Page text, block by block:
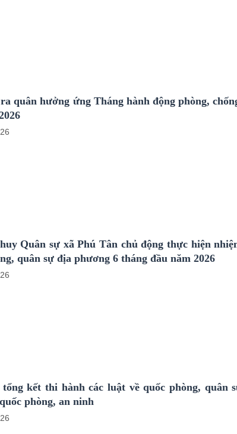
quân hưởng ứng Tháng hành động phòng,
Quân sự xã Phú Tân chủ động thực hiện
quân sự địa phương 6 tháng đầu năm 2026
kết thi hành các luật về quốc phòng, quân
phòng, an ninh